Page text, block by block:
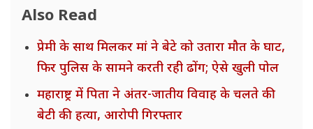
Also Read
प्रेमी के साथ मिलकर मां ने बेटे को उतारा मौत के घाट,
फिर पुलिस के सामने करती रही ढोंग; ऐसे खुली पोल
महाराष्ट्र में पिता ने अंतर-जातीय विवाह के चलते की
बेटी की हत्या, आरोपी गिरफ्तार